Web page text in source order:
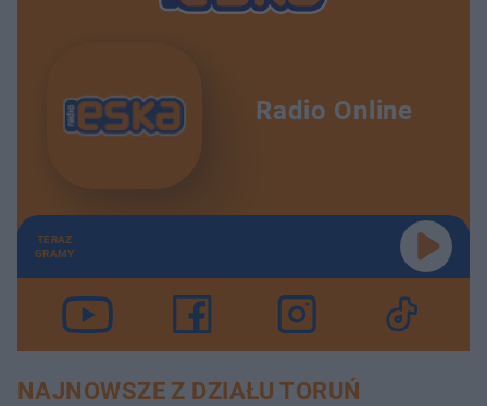
Radio Online
TERAZ
GRAMY
NAJNOWSZE Z DZIAŁU TORUŃ